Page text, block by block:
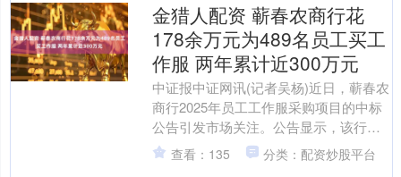
金猎人配资 蕲春农商行花
178余万元为489名员工买工
作服 两年累计近300万元
中证报中证网讯(记者吴杨)近日，蕲春农
商行2025年员工工作服采购项目的中标
公告引发市场关注。公告显示，该行为
489名员工购置工作服，中标金额为
178.19万元....
查看：135 分类：配资炒股平台